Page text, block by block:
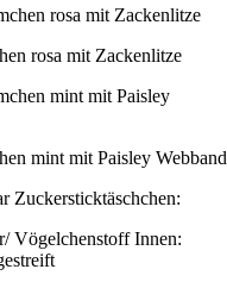
rosa mit Zackenlitze
mint mit Paisley Webband
Zuckersticktäschchen: